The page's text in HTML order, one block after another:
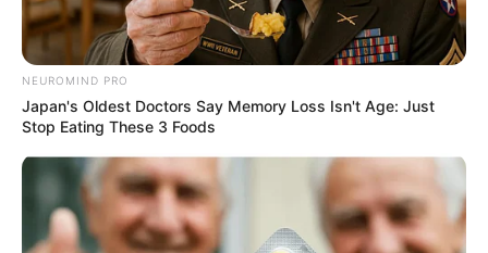
NEUROMIND PRO
Japan's Oldest Doctors Say Memory Loss Isn't Age: Just
Stop Eating These 3 Foods